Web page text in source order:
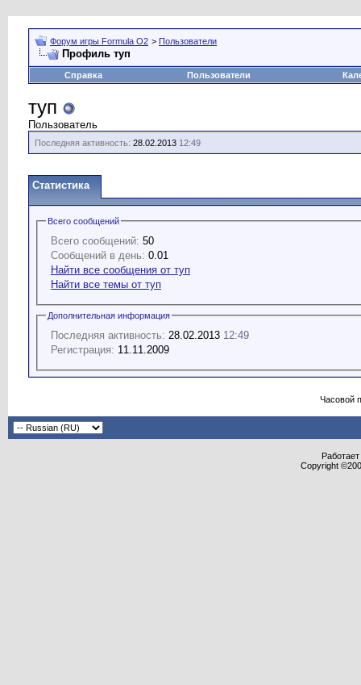
Форум игры Formula O2 > Пользователи
Профиль туп
Справка Пользователи
туп
Пользователь
Последняя активность: 28.02.2013 12:49
Статистика
Всего сообщений
Всего сообщений: 50
Сообщений в день: 0.01
Найти все сообщения от туп
Найти все темы от туп
Дополнительная информация
Последняя активность: 28.02.2013 12:49
Регистрация: 11.11.2009
Часовой
Copyright